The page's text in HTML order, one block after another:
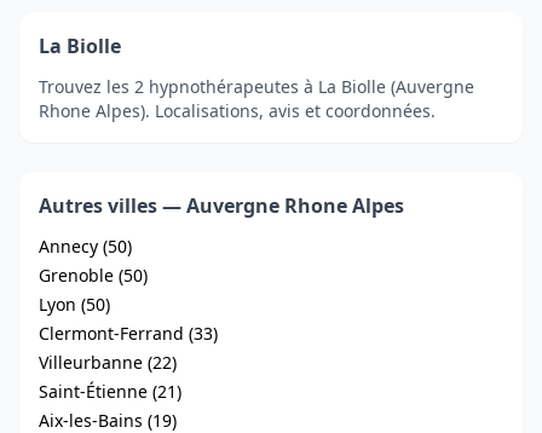
La Biolle
Trouvez les 2 hypnothérapeutes à La Biolle (Auvergne
Rhone Alpes). Localisations, avis et coordonnées.
Autres villes — Auvergne Rhone Alpes
Annecy (50)
Grenoble (50)
Lyon (50)
Clermont-Ferrand (33)
Villeurbanne (22)
Saint-Étienne (21)
Aix-les-Bains (19)